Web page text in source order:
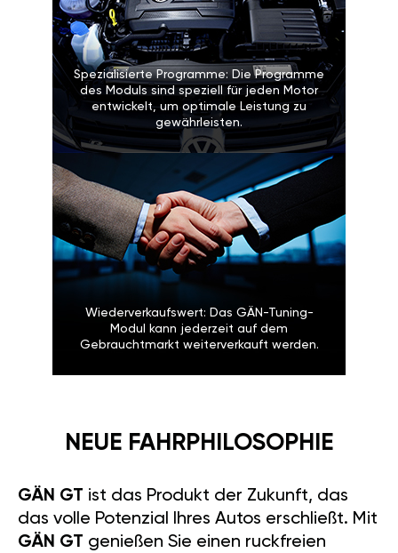
Spezialisierte Programme: Die Programme
des Moduls sind speziell für jeden Motor
entwickelt, um optimale Leistung zu
gewährleisten.
Wiederverkaufswert: Das GÄN-Tuning-
Modul kann jederzeit auf dem
Gebrauchtmarkt weiterverkauft werden.
NEUE FAHRPHILOSOPHIE
GÄN GT ist das Produkt der Zukunft, das
das volle Potenzial Ihres Autos erschließt. Mit
GÄN GT genießen Sie einen ruckfreien